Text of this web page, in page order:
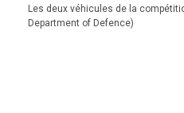
Les deux véhicules de la
Department of Defence)